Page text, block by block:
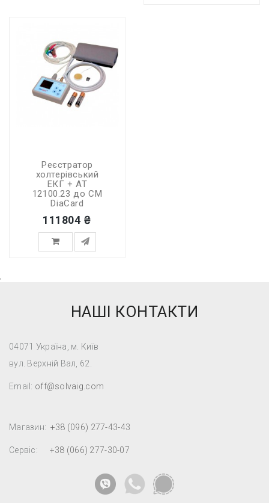
Реєстратор
холтерівський
ЕКГ + АТ
12100.23 до СМ
DiaCard
111804 ₴
,
НАШІ КОНТАКТИ
04071 Україна, м. Київ
вул. Верхній Вал, 62.
Email: off@solvaig.com
Магазин: +38 (096) 277-43-43
Сервіс: +38 (066) 277-30-07